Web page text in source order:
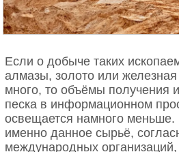
Если о добыче таких
алмазы, золото или железная
много, то объёмы получения
песка в информационном
освещается намного
именно данное сырьё,
международных